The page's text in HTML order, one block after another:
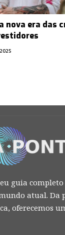
nova era das
guia
atual.
oferecemos